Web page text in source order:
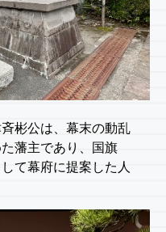
彬公は、幕末の動乱
藩主であり、国旗
て幕府に提案した人